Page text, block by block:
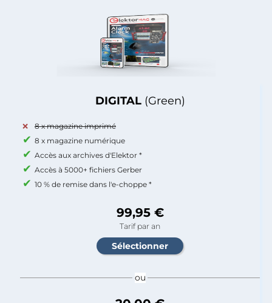
DIGITAL (Green)
8 x magazine imprimé
8 x magazine numérique
Accès aux archives d'Elektor *
Accès à 5000+ fichiers Gerber
10 % de remise dans l'e-choppe *
99,95 €
Tarif par an
ou